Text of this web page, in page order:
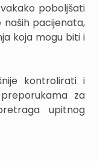
poboljšati
pacijenata,
koja mogu biti i
kontrolirati i
za
upitnog